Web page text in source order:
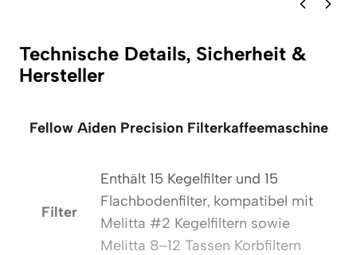
Technische Details, Sicherheit &
Hersteller
Fellow Aiden Precision Filterkaffeemaschine
Filter
Enthält 15 Kegelfilter und 15
Flachbodenfilter, kompatibel mit
Melitta #2 Kegelfiltern sowie
Melitta 8–12 Tassen Korbfiltern